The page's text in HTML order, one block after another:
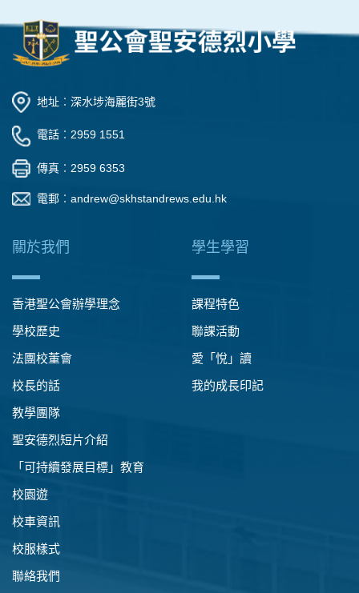
地址︰深水埗海麗街3號
電話︰2959 1551
傳真︰2959 6353
電郵︰ andrew@skhstandrews.edu.hk
關於我們
香港聖公會辦學理念
學校歷史
法團校董會
校長的話
教學團隊
聖安德烈短片介紹
「可持續發展目標」教育
校園遊
校車資訊
校服樣式
聯絡我們
學生學習
課程特色
聯課活動
愛「悅」讀
我的成長印記